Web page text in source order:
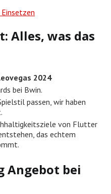
Alles, was das
2024
bei Bwin.
passen, wir haben
von Flutter
das echtem
Angebot bei